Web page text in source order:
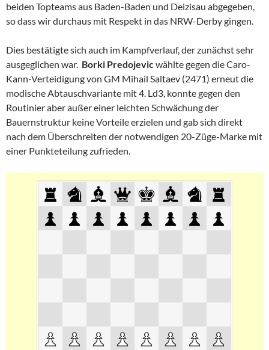
beiden Topteams aus Baden-Baden und Deizisau abgegeben,
so dass wir durchaus mit Respekt in das NRW-Derby gingen.
Dies bestätigte sich auch im Kampfverlauf, der zunächst sehr
ausgeglichen war. Borki Predojevicwählte gegen die Caro-
Kann-Verteidigung von GM Mihail Saltaev (2471) erneut die
modische Abtauschvariante mit 4. Ld3, konnte gegen den
Routinier aber außer einer leichten Schwächung der
Bauernstruktur keine Vorteile erzielen und gab sich direkt
nach dem Überschreiten der notwendigen 20-Züge-Marke mit
einer Punkteteilung zufrieden.